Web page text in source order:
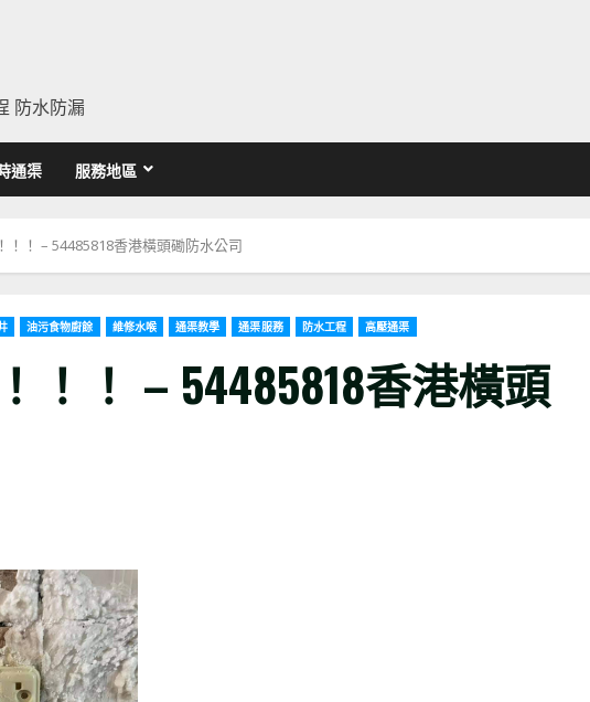
防水防漏
通渠 服務地區
！！ – 54485818香港橫頭磡防水公司
油污食物廚餘 維修水喉 通渠教學 通渠服務 防水工程 高壓通渠
！！ – 54485818香港橫頭